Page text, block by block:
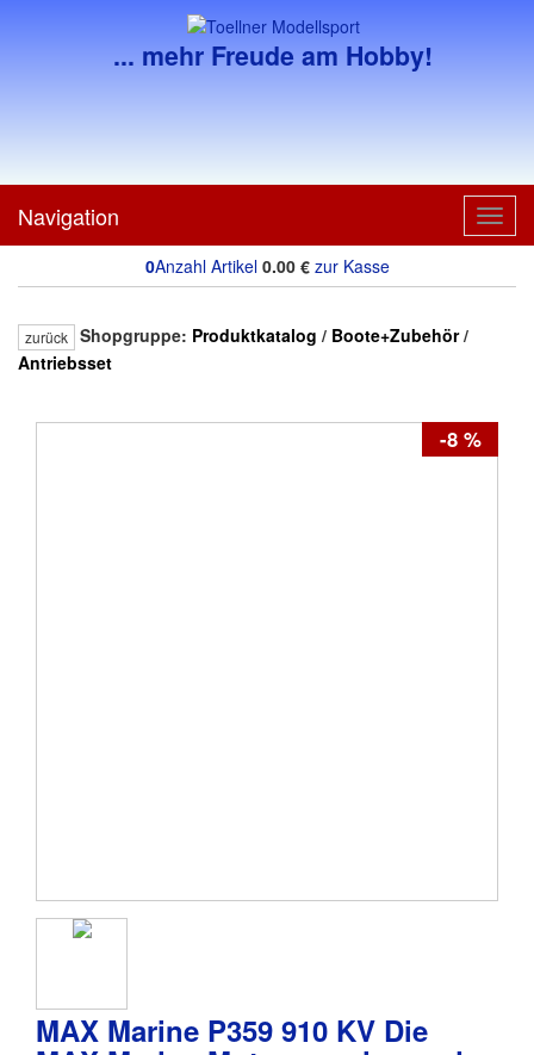
... mehr Freude am Hobby!
Navigation
0Anzahl Artikel 0.00€ zur Kasse
zurück Shopgruppe: Produktkatalog / Boote+Zubehör/
Antriebsset
-8 %
MAX Marine P359 910 KV Die